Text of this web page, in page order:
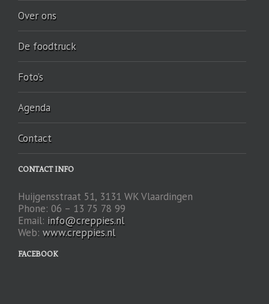
Over ons
De foodtruck
Foto’s
Agenda
Contact
CONTACT INFO
Huijgensstraat 51, 3131 WK Vlaardingen
Phone: 06 – 13 75 78 99
Email: info@creppies.nl
Web: www.creppies.nl
FACEBOOK